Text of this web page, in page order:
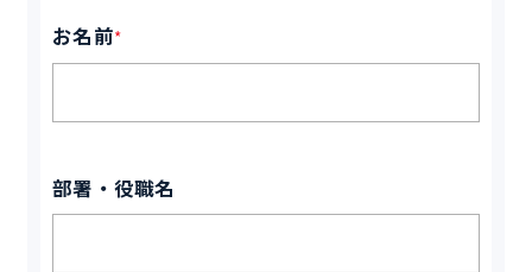
お名前*
部署・役職名